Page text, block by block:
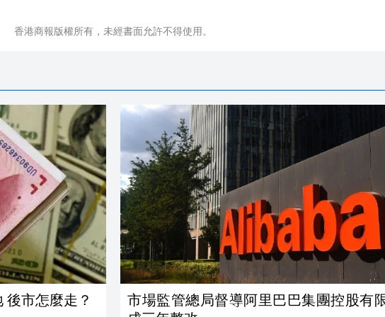
香港商報版權所有，未經書面允許不得使用。
後市怎麼走？
市場監管總局督導阿里巴巴集團控股有